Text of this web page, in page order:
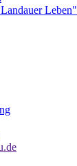
Leben"